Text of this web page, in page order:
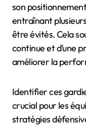
son
entraînant
être évités. Cela
continue et d’une
améliorer la
Identifier ces
crucial pour les
stratégies